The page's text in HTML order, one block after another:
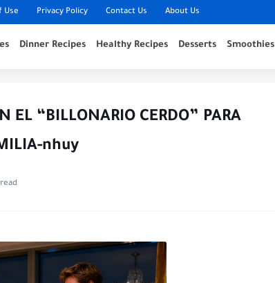
Use Privacy Policy Contact Us About Us
Dinner Recipes Healthy Recipes Desserts Smoothies
EL “BILLONARIO CERDO” PARA
nhuy